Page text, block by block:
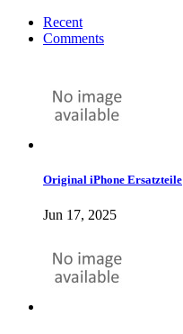
Recent
Comments
Original iPhone Ersatzteile
Jun 17, 2025